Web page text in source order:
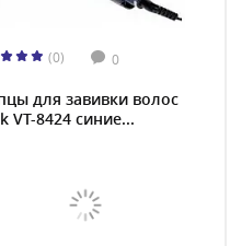
(0) 0
для завивки волос
VT-8424 синие...